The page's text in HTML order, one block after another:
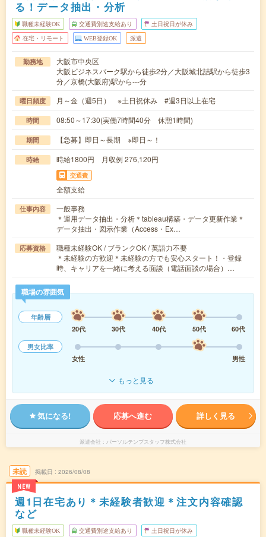
る！データ抽出・分析
職種未経験OK 交通費別途支給あり 土日祝日が休み
在宅・リモート WEB登録OK 派遣
勤務地
大阪市中央区
大阪ビジネスパーク駅から徒歩2分／大阪城北詰駅から徒歩3
分／京橋(大阪府)駅から---分
曜日頻度 月～金（週5日） ※土日祝休み #週3日以上在宅
時間 08:50～17:30(実働7時間40分 休憩1時間)
期間 【急募】即日～長期 ※即日～！
時給 時給1800円 月収例 276,120円
交通費
全額支給
仕事内容
一般事務
＊運用データ抽出・分析＊tableau構築・データ更新作業＊
データ抽出・図示作業（Access・Ex…
応募資格
職種未経験OK / ブランクOK / 英語力不要
＊未経験の方歓迎＊未経験の方でも安心スタート！・登録
時、キャリアを一緒に考える面談（電話面談の場合）…
職場の雰囲気
年齢層
20代
30代 40代 50代
60代
男女比率
女性
男性
もっと見る
気になる! 応募へ進む 詳しく見る
派遣会社 パーソルテンプスタッフ株式会社
未読
NEW
掲載日 2026/08/08
週1日在宅あり＊未経験者歓迎＊注文内容確認
など
職種未経験OK 交通費別途支給あり 土日祝日が休み